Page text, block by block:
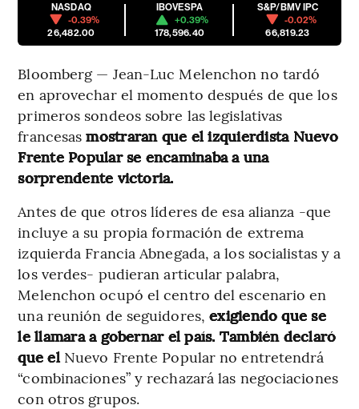
NASDAQ
-0.39%
26,482.00
IBOVESPA
+0.39%
178,596.40
S&P/BMV IPC
-0.02%
66,819.23
Bloomberg — Jean-Luc Melenchon no tardó
en aprovechar el momento después de que los
primeros sondeos sobre las legislativas
francesasmostraran que el izquierdista Nuevo
Frente Popular se encaminaba a una
sorprendente victoria.
Antes de que otros líderes de esa alianza -que
incluye a su propia formación de extrema
izquierda Francia Abnegada, a los socialistas y a
los verdes- pudieran articular palabra,
Melenchon ocupó el centro del escenario en
una reunión de seguidores,exigiendo que se
le llamara a gobernar el país. También declaró
que el Nuevo Frente Popular no entretendrá
“combinaciones” y rechazará las negociaciones
con otros grupos.